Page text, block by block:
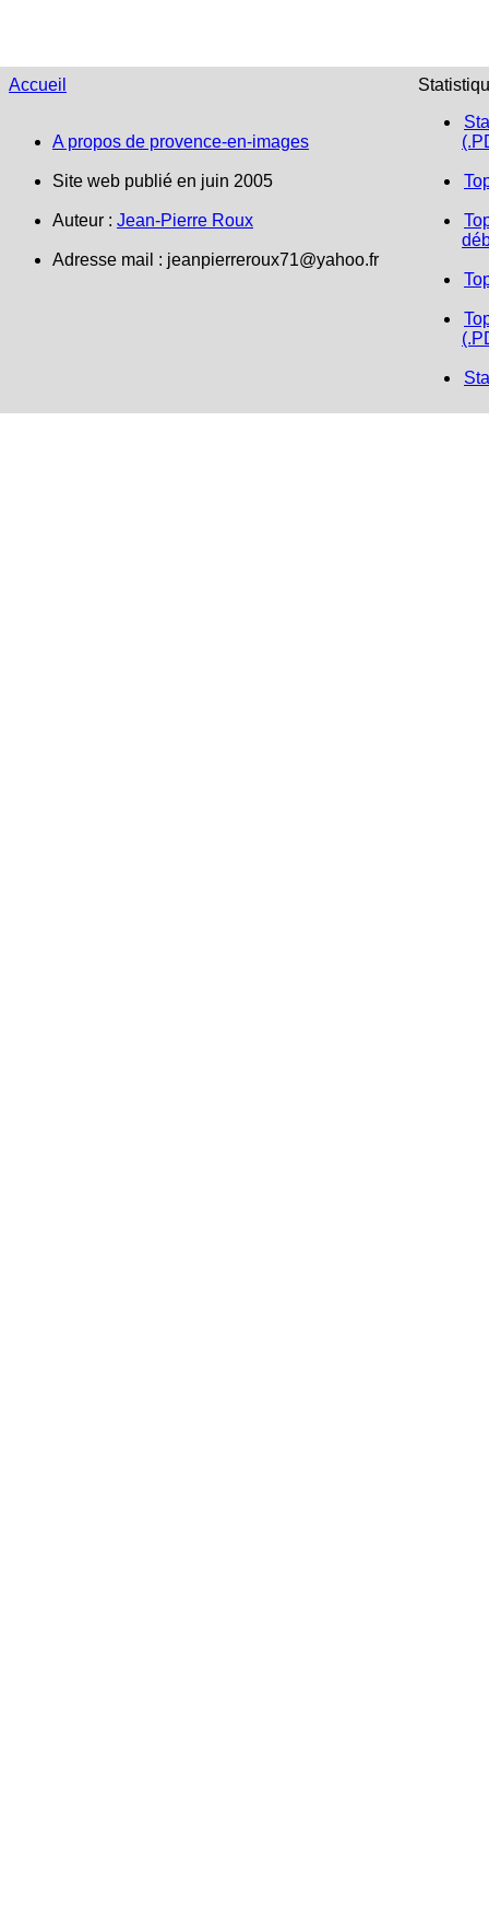
Accueil
A propos de provence-en-images
Site web publié en juin 2005
Auteur : Jean-Pierre Roux
Adresse mail : jeanpierreroux71@yahoo.fr